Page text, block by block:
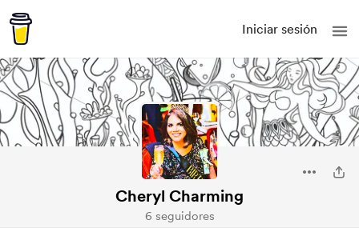
Iniciar sesión
Cheryl Charming
6 seguidores